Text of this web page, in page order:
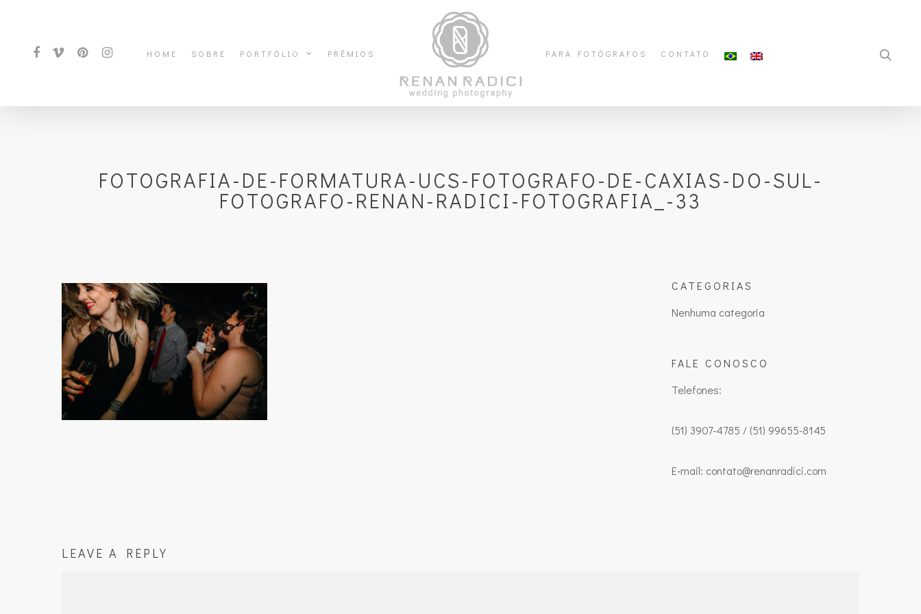
HOME SOBRE PORTFÓLIO PRÊMIOS PARA FOTÓGRAFOS CONTATO
FOTOGRAFIA-DE-FORMATURA-UCS-FOTOGRAFO-DE-CAXIAS-DO-SUL-
FOTOGRAFO-RENAN-RADICI-FOTOGRAFIA_-33
CATEGORIAS
Nenhuma categoria
FALE CONOSCO
Telefones:
(51) 3907-4785 / (51) 99655-8145
E-mail: contato@renanradici.com
LEAVE A REPLY